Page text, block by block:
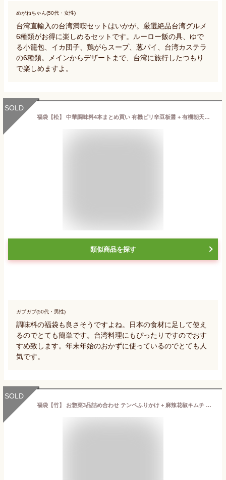
めがねちゃん(50代・女性)
台湾直輸入の台湾満喫セットはいかが。厳選絶品台湾グルメ
6種類がお得に楽しめるセットです。ルーロー飯の具、ゆで
る小籠包、イカ団子、鶏がらスープ、葱パイ、台湾カステラ
の6種類。メインからデザートまで、台湾に旅行したつもり
で楽しめますよ。
SOLD
福袋【松】 中華調味料4本まとめ買い 有機ピリ辛豆板醤 + 有機朝天唐辛子ソース + テンペ豆板醤 + ダブルチリソース 味付け調味料 ラージャン ラー油 中華料理 台湾料理 家庭料理 正月 お取り寄せ【Joyspring】【翔鶴佳】【??飯】【送料無料】 【台湾直送】
類似商品を探す
ガブガブ(50代・男性)
調味料の福袋も良さそうですよね。日本の食材に足して使え
るのでとても簡単です。台湾料理にもぴったりですのでおす
すめ致します。年末年始のおかずに使っているのでとても人
気です。
SOLD
福袋【竹】 お惣菜3品詰め合わせ テンペふりかけ + 麻辣花椒キムチ + 花椒キムチメンマ でんぶ ポークフレーク しなちく ごはんのお供 朝ごはん お弁当 おかず おにぎりの具 お粥 お茶漬け 中華料理 台湾 正月 お取り寄せ【翔鶴佳】【扒扒飯】【送料無料】 【台湾直送】